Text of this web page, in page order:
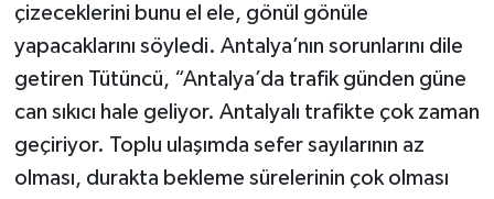
çizeceklerini bunu el ele, gönül gönüle
yapacaklarını söyledi. Antalya’nın sorunlarını dile
getiren Tütüncü, “Antalya’da trafik günden güne
can sıkıcı hale geliyor. Antalyalı trafikte çok zaman
geçiriyor. Toplu ulaşımda sefer sayılarının az
olması, durakta bekleme sürelerinin çok olması